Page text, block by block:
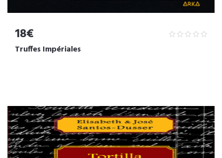
18€
Truffes Impériales